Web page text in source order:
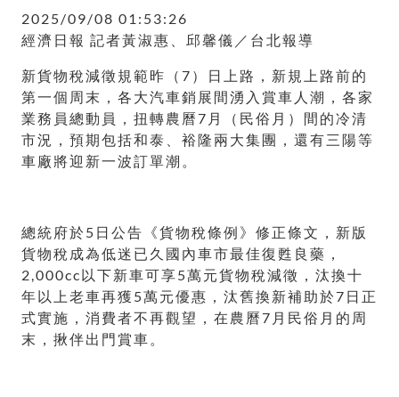
2025/09/08 01:53:26
經濟日報 記者黃淑惠、邱馨儀／台北報導
新貨物稅減徵規範昨（7）日上路，新規上路前的
第一個周末，各大汽車銷展間湧入賞車人潮，各家
業務員總動員，扭轉農曆7月（民俗月）間的冷清
市況，預期包括和泰、裕隆兩大集團，還有三陽等
車廠將迎新一波訂單潮。
總統府於5日公告《貨物稅條例》修正條文，新版
貨物稅成為低迷已久國內車市最佳復甦良藥，
2,000cc以下新車可享5萬元貨物稅減徵，汰換十
年以上老車再獲5萬元優惠，汰舊換新補助於7日正
式實施，消費者不再觀望，在農曆7月民俗月的周
末，揪伴出門賞車。